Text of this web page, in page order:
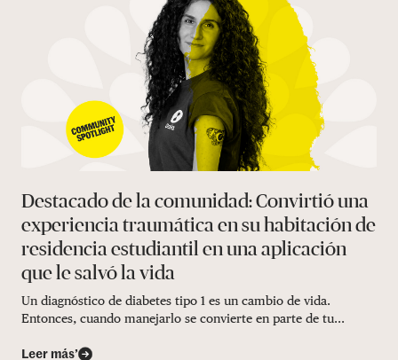
Destacado de la comunidad: Convirtió una
experiencia traumática en su habitación de
residencia estudiantil en una aplicación
que le salvó la vida
Un diagnóstico de diabetes tipo 1 es un cambio de vida.
Entonces, cuando manejarlo se convierte en parte de tu...
Leer más’